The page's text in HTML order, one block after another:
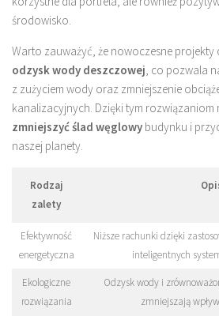
środowisko.
Warto zauważyć, że nowoczesne projekty
odzysk wody deszczowej, co pozwala
z zużyciem wody oraz zmniejszenie
kanalizacyjnych. Dzięki tym rozwiązaniom
zmniejszyć ślad węglowy budynku i
naszej planety.
Rodzaj
zalety
Efektywność
energetyczna
Niższe rachunki dzięki
inteligentnych
Ekologiczne
rozwiązania
Odzysk wody i
zmniejszają